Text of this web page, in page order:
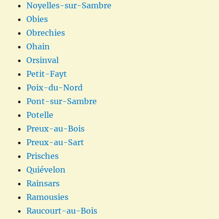
Noyelles-sur-Sambre
Obies
Obrechies
Ohain
Orsinval
Petit-Fayt
Poix-du-Nord
Pont-sur-Sambre
Potelle
Preux-au-Bois
Preux-au-Sart
Prisches
Quiévelon
Rainsars
Ramousies
Raucourt-au-Bois